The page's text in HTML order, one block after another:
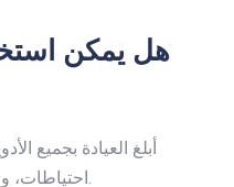
هل يمكن
أبلغ العيادة بجميع